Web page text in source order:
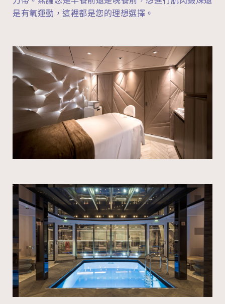
是有氧運動，這裡都是您的理想選擇。